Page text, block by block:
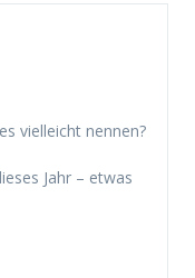
vielleicht nennen?
Jahr – etwas